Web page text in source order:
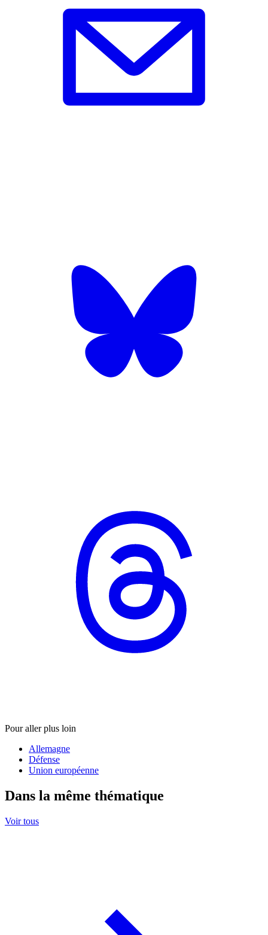
Pour aller plus loin
Allemagne
Défense
Union européenne
Dans la même thématique
Voir tous